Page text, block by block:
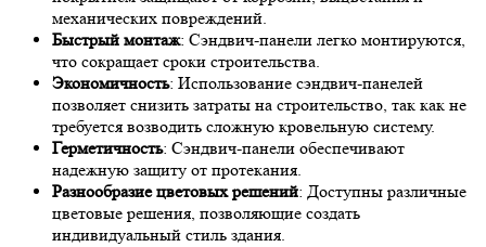
механических повреждений.
Быстрый монтаж: Сэндвич-панели легко монтируются,
что сокращает сроки строительства.
Экономичность: Использование сэндвич-панелей
позволяет снизить затраты на строительство, так как не
требуется возводить сложную кровельную систему.
Герметичность: Сэндвич-панели обеспечивают
надежную защиту от протекания.
Разнообразие цветовых решений: Доступны различные
цветовые решения, позволяющие создать
индивидуальный стиль здания.